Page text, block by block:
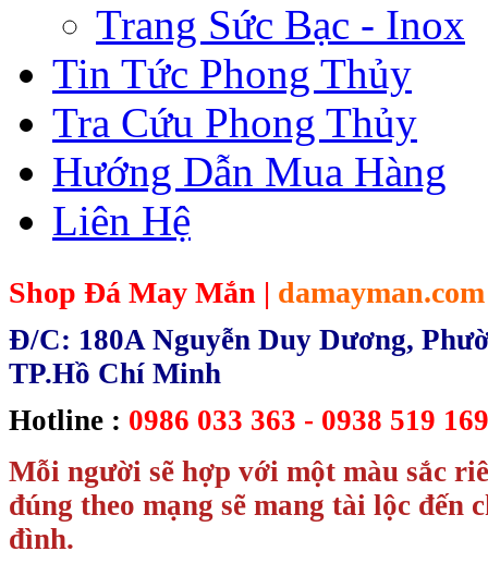
Trang Sức Bạc - Inox
Tin Tức Phong Thủy
Tra Cứu Phong Thủy
Hướng Dẫn Mua Hàng
Liên Hệ
Shop Đá May Mắn | damayman.com
Đ/C: 180A Nguyễn Duy Dương,
TP.Hồ Chí Minh
Hotline : 0986 033 363 - 0938 519
Mỗi người sẽ hợp với một màu sắc
đúng theo mạng sẽ mang tài lộc đến
đình.